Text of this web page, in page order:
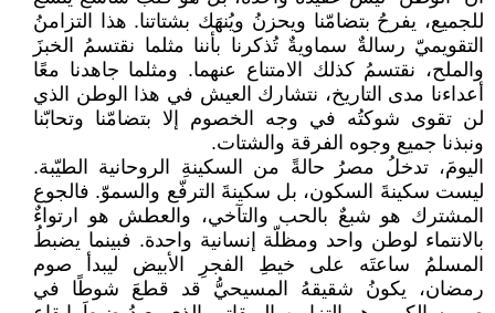
للجميع، يفرحُ بتضامّنا ويحزنُ ويُنهَك بشتاتنا. هذا التزامنُ
التقويميّ رسالةٌ سماويةٌ تُذكرنا بأننا مثلما نقتسمُ الخبزَ
والملح، نقتسمُ كذلك الامتناع عنهما. ومثلما جاهدنا معًا
أعداءنا مدى التاريخ، نتشارك العيش في هذا الوطن الذي
لن تقوى شوكتُه في وجه الخصوم إلا بتضامّنا وتحابّنا
ونبذنا جميع وجوه الفرقة والشتات.
اليومَ، تدخلُ مصرُ حالةً من السكينةِ الروحانية الطيّبة.
ليست سكينةَ السكون، بل سكينةَ الترفّع والسموّ. فالجوع
المشترك هو شبعٌ بالحب والتآخي، والعطش هو ارتواءٌ
بالانتماء لوطن واحد ومظلّة إنسانية واحدة. فبينما يضبطُ
المسلمُ ساعتَه على خيطِ الفجرِ الأبيض ليبدأ صوم
رمضان، يكونُ شقيقهُ المسيحيُّ قد قطعَ شوطًا في